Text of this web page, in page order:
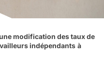
modification des taux de
indépendants à